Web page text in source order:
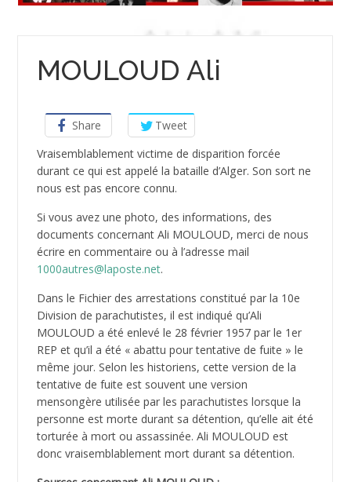
MOULOUD Ali
Share
Tweet
Vraisemblablement victime de disparition forcée
durant ce qui est appelé la bataille d’Alger. Son sort ne
nous est pas encore connu.
Si vous avez une photo, des informations, des
documents concernant Ali MOULOUD, merci de nous
écrire en commentaire ou à l’adresse mail
1000autres@laposte.net.
Dans le Fichier des arrestations constitué par la 10e
Division de parachutistes, il est indiqué qu’Ali
MOULOUD a été enlevé le 28 février 1957 par le 1er
REP et qu’il a été « abattu pour tentative de fuite » le
même jour. Selon les historiens, cette version de la
tentative de fuite est souvent une version
mensongère utilisée par les parachutistes lorsque la
personne est morte durant sa détention, qu’elle ait été
torturée à mort ou assassinée. Ali MOULOUD est
donc vraisemblablement mort durant sa détention.